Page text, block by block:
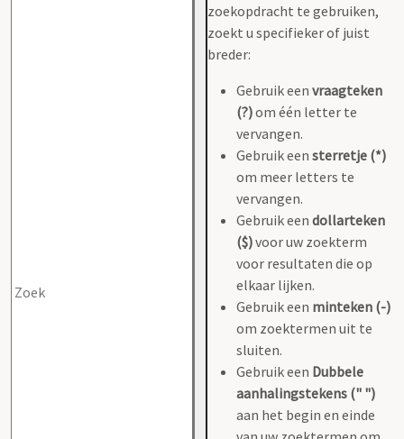
zoekopdracht te gebruiken,
zoekt u specifieker of juist
breder:
Gebruik een vraagteken
(?)om één letter te
vervangen.
Gebruik een sterretje (*)
om meer letters te
vervangen.
Gebruik een dollarteken
($)voor uw zoekterm
voor resultaten die op
elkaar lijken.
Gebruik een minteken (-)
om zoektermen uit te
sluiten.
Gebruik een Dubbele
aanhalingstekens (" ")
aan het begin en einde